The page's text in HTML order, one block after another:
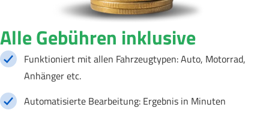
Alle Gebühren inklusive
Funktioniert mit allen Fahrzeugtypen: Auto, Motorrad,
Anhänger etc.
Automatisierte Bearbeitung: Ergebnis in Minuten